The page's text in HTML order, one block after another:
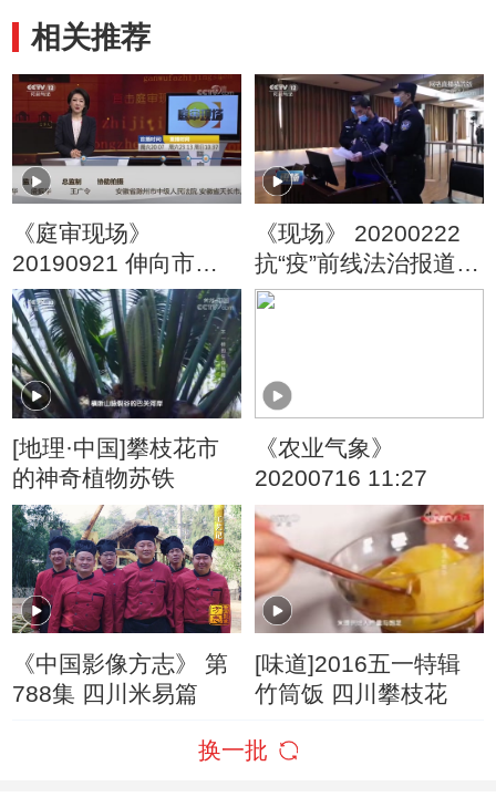
相关推荐
《庭审现场》
20190921 伸向市场
的黑手
《现场》 20200222
抗“疫”前线法治报道
正在开庭：暴力袭警
[地理·中国]攀枝花市
的神奇植物苏铁
《农业气象》
20200716 11:27
《中国影像方志》 第
788集 四川米易篇
[味道]2016五一特辑
竹筒饭 四川攀枝花
换一批